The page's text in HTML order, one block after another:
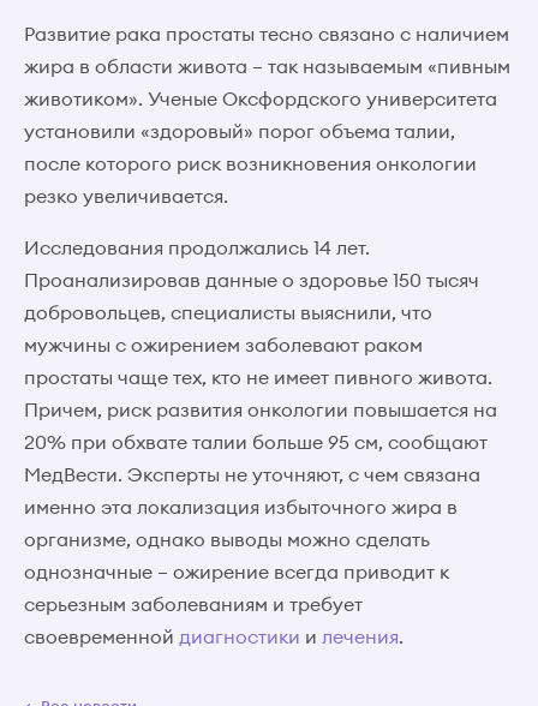
Развитие рака простаты тесно связано с наличием
жира в области живота – так называемым «пивным
животиком». Ученые Оксфордского университета
установили «здоровый» порог объема талии,
после которого риск возникновения онкологии
резко увеличивается.
Исследования продолжались 14 лет.
Проанализировав данные о здоровье 150 тысяч
добровольцев, специалисты выяснили, что
мужчины с ожирением заболевают раком
простаты чаще тех, кто не имеет пивного живота.
Причем, риск развития онкологии повышается на
20% при обхвате талии больше 95 см, сообщают
МедВести. Эксперты не уточняют, с чем связана
именно эта локализация избыточного жира в
организме, однако выводы можно сделать
однозначные – ожирение всегда приводит к
серьезным заболеваниям и требует
своевременной диагностики и лечения.